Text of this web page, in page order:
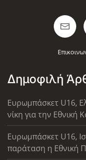
Δημοφιλή
Ευρωμπάσκετ U16,
νίκη για την Εθνική
Ευρωμπάσκετ U16,
παράταση η Εθνική